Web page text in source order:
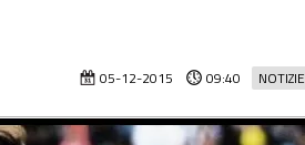
NOTIZIE
05-12-2015 09:40